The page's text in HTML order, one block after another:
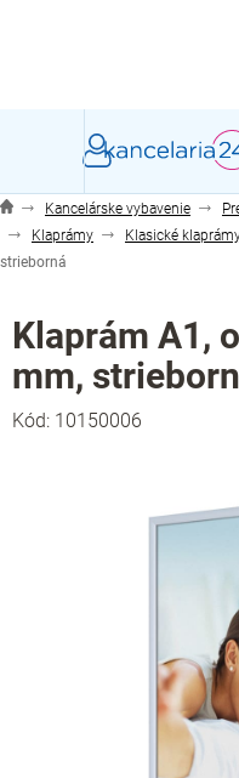
Kancelárske vybavenie
Klaprámy
Klasické
strieborná
Klaprám A1,
mm,
Kód: 10150006